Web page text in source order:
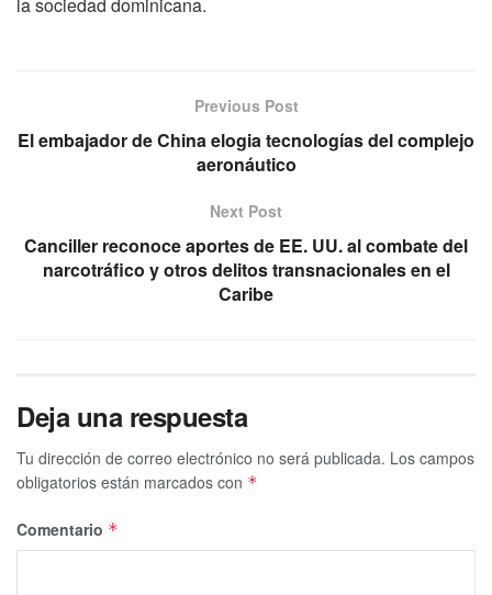
la sociedad dominicana.
Previous Post
El embajador de China elogia tecnologías del complejo
aeronáutico
Next Post
Canciller reconoce aportes de EE. UU. al combate del
narcotráfico y otros delitos transnacionales en el
Caribe
Deja una respuesta
Tu dirección de correo electrónico no será publicada. Los campos
obligatorios están marcados con *
Comentario *